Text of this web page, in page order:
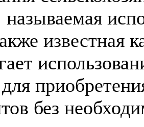
называемая
известная
без